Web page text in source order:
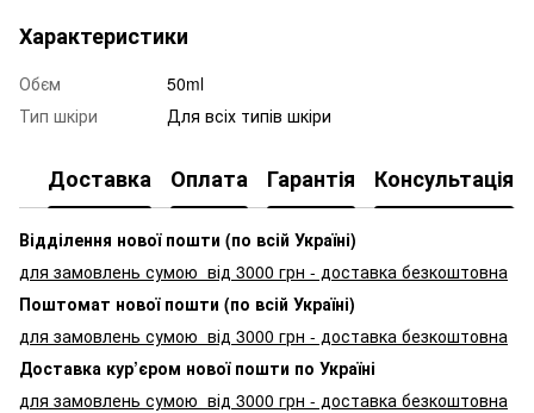
Характеристики
Обєм
50ml
Тип шкіри
Для всіх типів шкіри
Доставка Оплата Гарантія Консультація
Відділення нової пошти (по всій Україні)
для замовлень сумою від 3000 грн - доставка безкоштовна
Поштомат нової пошти (по всій Україні)
для замовлень сумою від 3000 грн - доставка безкоштовна
Доставка кур’єром нової пошти по Україні
для замовлень сумою від 3000 грн - доставка безкоштовна